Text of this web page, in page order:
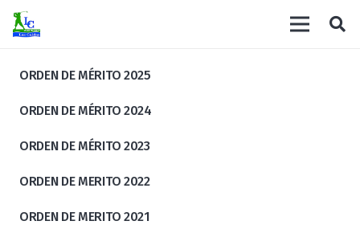
ORDEN DE MÉRITO 2025
ORDEN DE MÉRITO 2024
ORDEN DE MÉRITO 2023
ORDEN DE MERITO 2022
ORDEN DE MERITO 2021